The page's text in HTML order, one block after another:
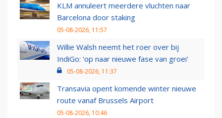
KLM annuleert meerdere vluchten naar
Barcelona door staking
05-08-2026, 11:57
Willie Walsh neemt het roer over bij
IndiGo: 'op naar nieuwe fase van groei'
05-08-2026, 11:37
Transavia opent komende winter nieuwe
route vanaf Brussels Airport
05-08-2026, 10:46